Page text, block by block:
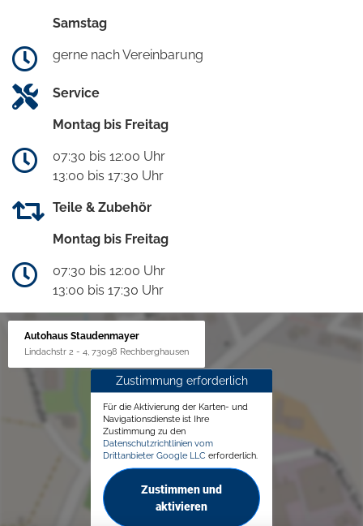
Samstag
gerne nach Vereinbarung
Service
Montag bis Freitag
07:30 bis 12:00 Uhr
13:00 bis 17:30 Uhr
Teile & Zubehör
Montag bis Freitag
07:30 bis 12:00 Uhr
13:00 bis 17:30 Uhr
Autohaus Staudenmayer
Lindachstr 2 - 4, 73098 Rechberghausen
Zustimmung erforderlich
Für die Aktivierung der Karten- und
Navigationsdienste ist Ihre
Zustimmung zu den
Datenschutzrichtlinien vom
Drittanbieter Google LLC erforderlich.
Zustimmen und
aktivieren